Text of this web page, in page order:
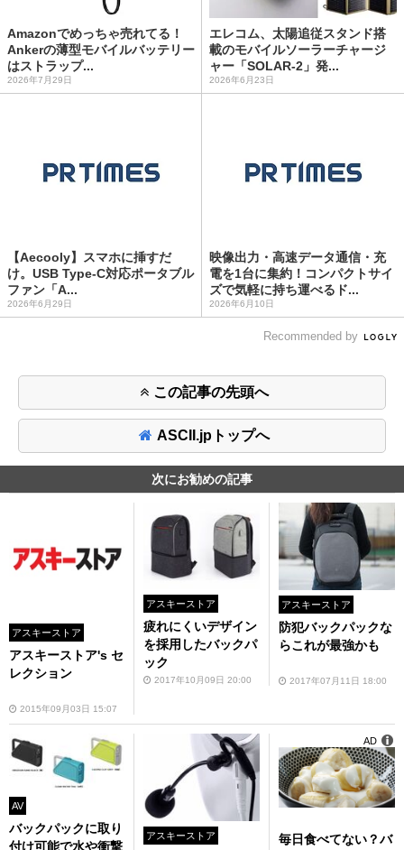
Amazonでめっちゃ売れてる！
Ankerの薄型モバイルバッテリー
はストラップ...
2026年7月29日
エレコム、太陽追従スタンド搭
載のモバイルソーラーチャージ
ャー「SOLAR-2」発...
2026年6月23日
【Aecooly】スマホに挿すだ
け。USB Type-C対応ポータブル
ファン「A...
2026年6月29日
映像出力・高速データ通信・充
電を1台に集約！コンパクトサイ
ズで気軽に持ち運べるド...
2026年6月10日
Recommended by
この記事の先頭へ
ASCII.jpトップへ
次にお勧めの記事
アスキーストア
アスキーストア's セ
レクション
2015年09月03日 15:07
アスキーストア
疲れにくいデザイン
を採用したバックパ
ック
2017年10月09日 20:00
アスキーストア
防犯バックパックな
らこれが最強かも
2017年07月11日 18:00
AV
バックパックに取り
付け可能で水や衝撃
アスキーストア
毎日食べてない？バ
AD